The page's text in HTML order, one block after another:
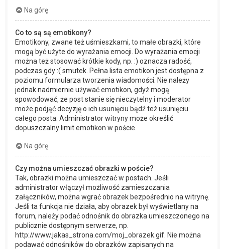
Na górę
Co to są są emotikony?
Emotikony, zwane też uśmieszkami, to małe obrazki, które
mogą być użyte do wyrażania emocji. Do wyrażania emocji
można też stosować krótkie kody, np. :) oznacza radość,
podczas gdy :( smutek. Pełna lista emotikon jest dostępna z
poziomu formularza tworzenia wiadomości. Nie należy
jednak nadmiernie używać emotikon, gdyż mogą
spowodować, że post stanie się nieczytelny i moderator
może podjąć decyzję o ich usunięciu bądź też usunięciu
całego posta. Administrator witryny może określić
dopuszczalny limit emotikon w poście.
Na górę
Czy można umieszczać obrazki w poście?
Tak, obrazki można umieszczać w postach. Jeśli
administrator włączył możliwość zamieszczania
załączników, można wgrać obrazek bezpośrednio na witrynę.
Jeśli ta funkcja nie działa, aby obrazek był wyświetlany na
forum, należy podać odnośnik do obrazka umieszczonego na
publicznie dostępnym serwerze, np.
http://www.jakas_strona.com/moj_obrazek.gif. Nie można
podawać odnośników do obrazków zapisanych na